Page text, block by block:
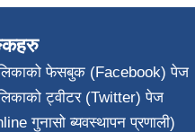
फेसबुक (Facebook) पेज
ट्वीटर (Twitter) पेज
गुनासो ब्यवस्थापन प्रणाली)